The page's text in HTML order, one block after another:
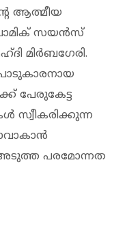
ആത്മീയ
സയന്‍സ്
മിര്‍ബഗേരി.
പേരുകേട്ട
സ്വീകരിക്കുന്ന
പരമോന്നത